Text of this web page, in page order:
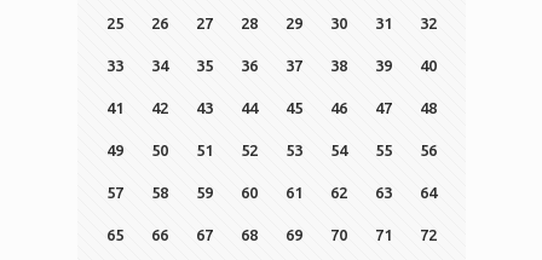
25 26 27 28 29 30 31 32
33 34 35 36 37 38 39 40
41 42 43 44 45 46 47 48
49 50 51 52 53 54 55 56
57 58 59 60 61 62 63 64
65 66 67 68 69 70 71 72